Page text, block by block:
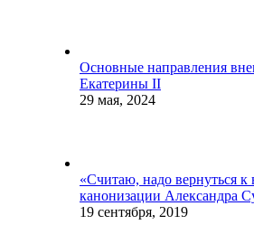
Основные направления
Екатерины II
29 мая, 2024
«Считаю, надо вернуться к
канонизации Александра
19 сентября, 2019